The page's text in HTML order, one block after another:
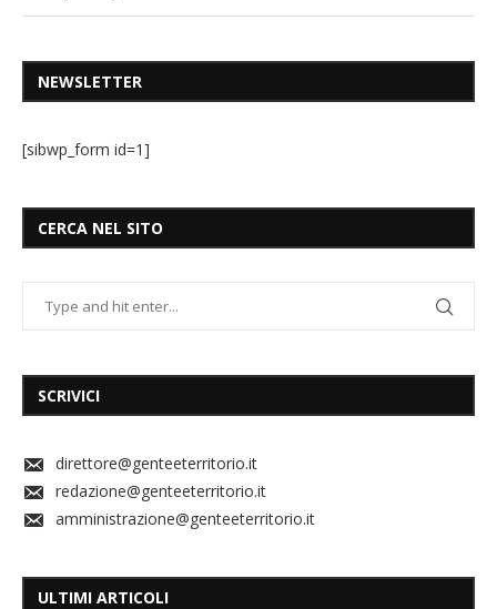
NEWSLETTER
[sibwp_form id=1]
CERCA NEL SITO
SCRIVICI
direttore@genteeterritorio.it
redazione@genteeterritorio.it
amministrazione@genteeterritorio.it
ULTIMI ARTICOLI